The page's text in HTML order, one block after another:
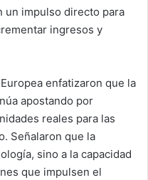
un impulso directo para
ingresos y
enfatizaron que la
apostando por
reales para las
Señalaron que la
sino a la capacidad
que impulsen el